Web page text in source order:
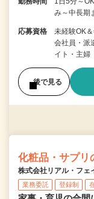
み～中長期
応募資格
未経験OK
会社員・派
イト・主婦
後で見る
化粧品・サプリ
株式会社リアル・フェ
業務委託 登録制